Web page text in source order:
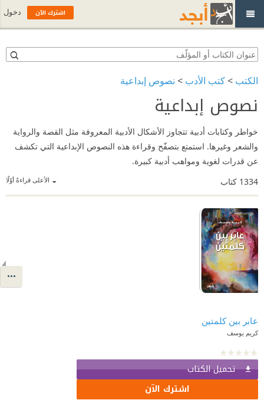
الكتب >كتب الأدب > نصوص إبداعية
نصوص إبداعية
خواطر وكتابات أدبية تتجاوز الأشكال الأدبية المعروفة مثل القصة والرواية
والشعر وغيرها. استمتع بتصفّح وقراءة هذه النصوص الإبداعية التي تكشف
عن قدرات لغوية ومواهب أدبية كبيرة.
الأعلى قراءةً أوّلًا 1334 كتاب
عابر بين كلمتين
كريم يوسف
تحميل الكتاب
اشترك الآن
اشترك الآن دخول